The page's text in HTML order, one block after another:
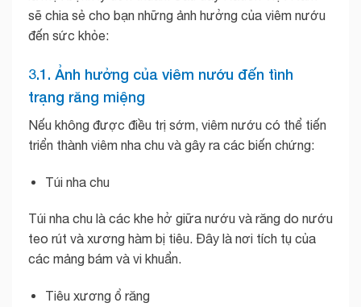
sẽ chia sẻ cho bạn những ảnh hưởng của viêm nướu
đến sức khỏe:
3.1. Ảnh hưởng của viêm nướu đến tình
trạng răng miệng
Nếu không được điều trị sớm, viêm nướu có thể tiến
triển thành viêm nha chu và gây ra các biến chứng:
Túi nha chu
Túi nha chu là các khe hở giữa nướu và răng do nướu
teo rút và xương hàm bị tiêu. Đây là nơi tích tụ của
các mảng bám và vi khuẩn.
Tiêu xương ổ răng